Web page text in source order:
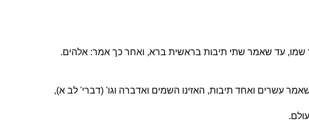
שמו, עד שאמר שתי תיבות בראשית ברא, ואחר כך אמר: אלהים.
עשרים ואחד תיבות, האזינו השמים ואדברה וגו' (דברי' לב א),